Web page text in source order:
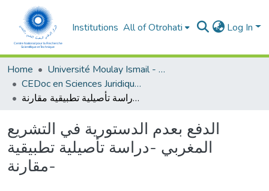
Institutions All of Otrohati Log In
Home
Université Moulay Ismail - Meknès
CEDoc en Sciences Juridiques, Economiques, Sociales et de Gestion (CED - SJESG)
الدفع بعدم الدستورية في التشريع المغربي -دراسة تأصيلية تطبيقية مقارنة-
الدفع بعدم الدستورية في التشريع
المغربي -دراسة تأصيلية تطبيقية
مقارنة-